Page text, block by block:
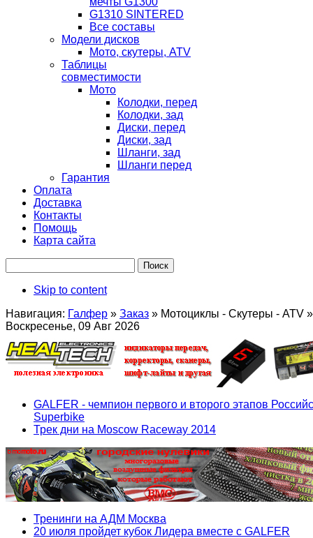
G1310 SINTERED
Все составы
Модели дисков
Мото, скутеры, ATV
Таблицы
совместимости
Мото
Колодки, перед
Колодки, зад
Диски, перед
Диски, зад
Шланги, зад
Шланги перед
Гарантия
Оплата
Доставка
Контакты
Помощь
Карта сайта
Skip to content
Навигация: Галфер » Заказ » Мотоциклы - Скутеры - ATV »
Воскресенье, 09 Авг 2026
GALFER - чемпион первого и второго этапов
Superbike
Трек дни на Moscow Raceway 2014
Тренинги на АДМ Москва
20 июля пройдет кубок Лидера вместе с GALFER